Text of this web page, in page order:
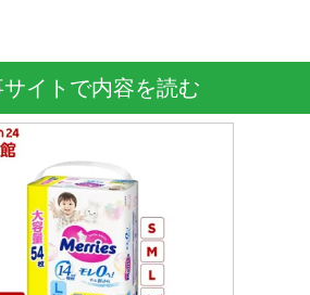
イトで内容を読む